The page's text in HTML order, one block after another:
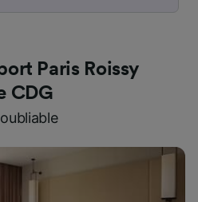
Paris Roissy
CDG